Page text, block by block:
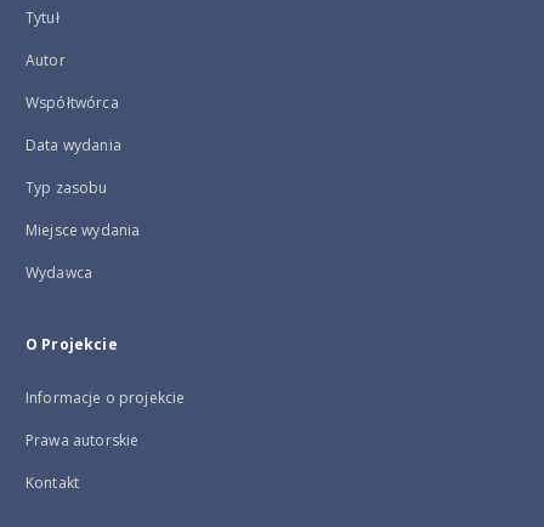
Tytuł
Autor
Współtwórca
Data wydania
Typ zasobu
Miejsce wydania
Wydawca
O Projekcie
Informacje o projekcie
Prawa autorskie
Kontakt